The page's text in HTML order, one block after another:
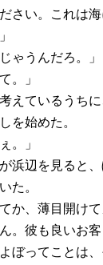
さい。これは
ゃうんだろ。」
。」
えているうち
を始めた。
。」
浜辺を見ると
た。
か、薄目開けて
。彼も良いお
ぼってことは